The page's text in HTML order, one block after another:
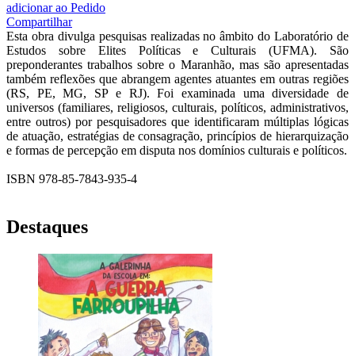
adicionar ao Pedido
Compartilhar
Esta obra divulga pesquisas realizadas no âmbito do Laboratório de
Estudos sobre Elites Políticas e Culturais (UFMA). São
preponderantes trabalhos sobre o Maranhão, mas são apresentadas
também reflexões que abrangem agentes atuantes em outras regiões
(RS, PE, MG, SP e RJ). Foi examinada uma diversidade de
universos (familiares, religiosos, culturais, políticos, administrativos,
entre outros) por pesquisadores que identificaram múltiplas lógicas
de atuação, estratégias de consagração, princípios de hierarquização
e formas de percepção em disputa nos domínios culturais e políticos.
ISBN 978-85-7843-935-4
Destaques